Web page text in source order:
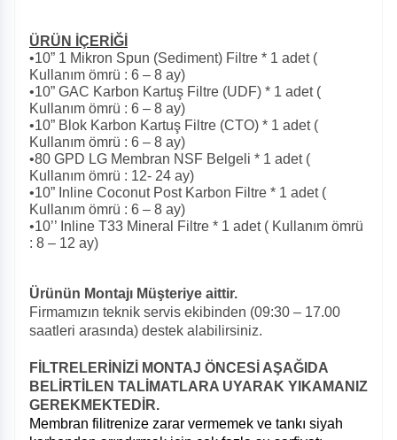
ÜRÜN İÇERİĞİ
•10” 1 Mikron Spun (Sediment) Filtre * 1 adet (
Kullanım ömrü : 6 – 8 ay)
•10” GAC Karbon Kartuş Filtre (UDF) * 1 adet (
Kullanım ömrü : 6 – 8 ay)
•10” Blok Karbon Kartuş Filtre (CTO) * 1 adet (
Kullanım ömrü : 6 – 8 ay)
•80 GPD LG Membran NSF Belgeli * 1 adet (
Kullanım ömrü : 12- 24 ay)
•10” Inline Coconut Post Karbon Filtre * 1 adet (
Kullanım ömrü : 6 – 8 ay)
•10’’ Inline T33 Mineral Filtre * 1 adet ( Kullanım ömrü
: 8 – 12 ay)
Ürünün Montajı Müşteriye aittir.
Firmamızın teknik servis ekibinden (09:30 – 17.00
saatleri arasında) destek alabilirsiniz.
FİLTRELERİNİZİ MONTAJ ÖNCESİ AŞAĞIDA
BELİRTİLEN TALİMATLARA UYARAK YIKAMANIZ
GEREKMEKTEDİR.
Membran filitrenize zarar vermemek ve tankı siyah